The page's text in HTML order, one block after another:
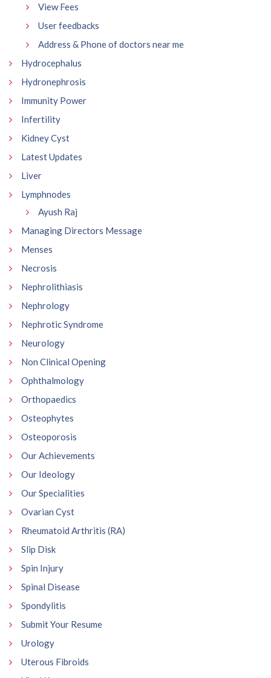
View Fees
User feedbacks
Address & Phone of doctors near me
Hydrocephalus
Hydronephrosis
Immunity Power
Infertility
Kidney Cyst
Latest Updates
Liver
Lymphnodes
Ayush Raj
Managing Directors Message
Menses
Necrosis
Nephrolithiasis
Nephrology
Nephrotic Syndrome
Neurology
Non Clinical Opening
Ophthalmology
Orthopaedics
Osteophytes
Osteoporosis
Our Achievements
Our Ideology
Our Specialities
Ovarian Cyst
Rheumatoid Arthritis (RA)
Slip Disk
Spin Injury
Spinal Disease
Spondylitis
Submit Your Resume
Urology
Uterous Fibroids